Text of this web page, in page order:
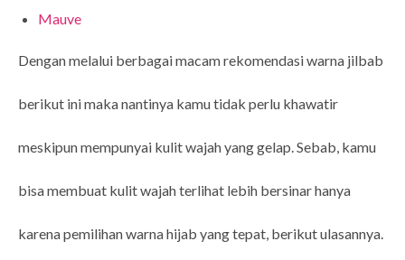
Mauve
Dengan melalui berbagai macam rekomendasi warna jilbab
berikut ini maka nantinya kamu tidak perlu khawatir
meskipun mempunyai kulit wajah yang gelap. Sebab, kamu
bisa membuat kulit wajah terlihat lebih bersinar hanya
karena pemilihan warna hijab yang tepat, berikut ulasannya.